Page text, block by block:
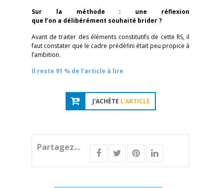
Sur la méthode : une réflexion
que l’on a délibérément souhaité brider ?
Avant de traiter des éléments constitutifs de cette RS, il
faut constater que le cadre prédéfini était peu propice à
l’ambition.
Il reste 91 % de l'article à lire
J'ACHÈTE L'ARTICLE
Partagez...